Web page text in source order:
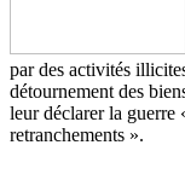
par des activités
détournement des
leur déclarer la guerre
retranchements ».